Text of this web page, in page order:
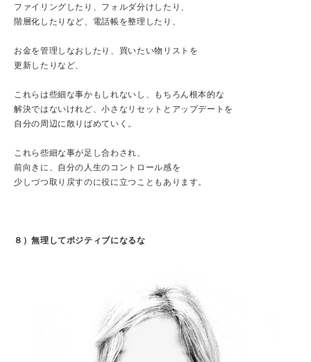
ファイリングしたり、フォルダ分けしたり、
階層化したりなど、電話帳を整理したり、
お金を管理しなおしたり、買いたい物リストを
更新したりなど、
これらは些細な事かもしれないし、もちろん根本的な
解決ではないけれど、小さなリセットとアップデートを
自分の周辺に散りばめていく。
これら些細な事が足し合わされ、
前向きに、自分の人生のコントロール感を
少しづつ取り戻すのに役に立つこともあります。
８）無理してポジティブになるな